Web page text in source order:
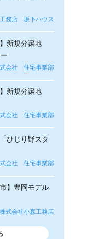
務店 坂下ハウス
新規分譲地
会社 住宅事業部
新規分譲地
会社 住宅事業部
ひじり野スタ
会社 住宅事業部
】豊岡モデル
式会社小森工務店